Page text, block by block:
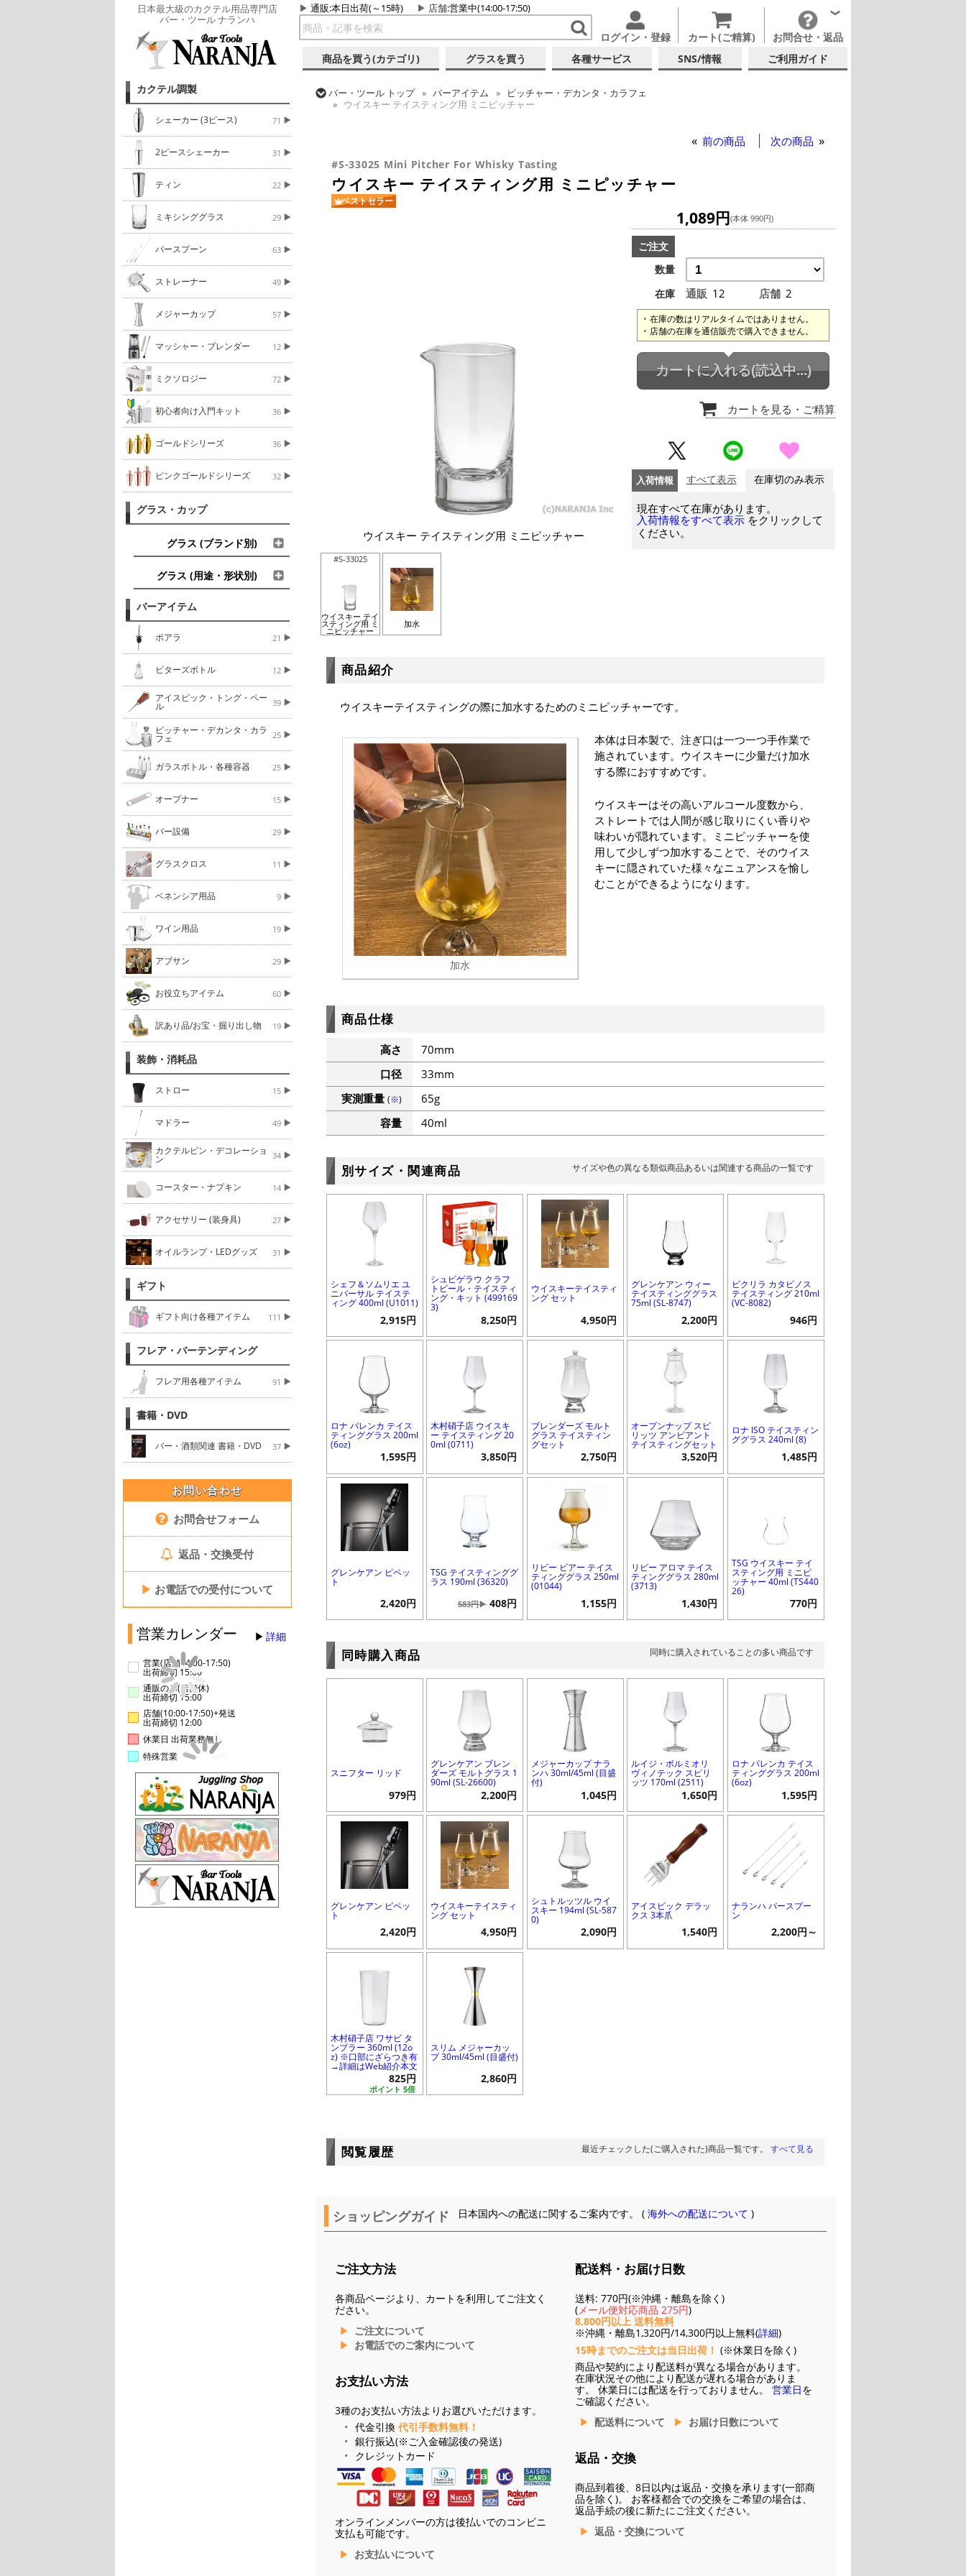
日本最大級のカクテル用品専門店
バー・ツール ナランハ
通販:本日出荷(～15時) 店舗:営業中(14:00-17:50)
ログイン・登録 カート(ご精算) お問合せ・返品
商品を買う(カテゴリ) グラスを買う 各種サービス SNS/情報 ご利用ガイド
カクテル調製
シェーカー (3ピース) 71
2ピースシェーカー 31
ティン 22
ミキシンググラス 29
バースプーン 63
ストレーナー 49
メジャーカップ 57
マッシャー・ブレンダー 12
ミクソロジー 72
初心者向け入門キット 36
ゴールドシリーズ 36
ピンクゴールドシリーズ 32
グラス・カップ
グラス (ブランド別)
グラス (用途・形状別)
バーアイテム
ポアラ 21
ビターズボトル 12
アイスピック・トング・ペー
ル 39
ピッチャー・デカンタ・カラ
フェ 25
ガラスボトル・各種容器 25
オープナー 15
バー設備 29
グラスクロス 11
ベネンシア用品 9
ワイン用品 19
アブサン 29
お役立ちアイテム 60
訳あり品/お宝・掘り出し物 19
装飾・消耗品
ストロー 15
マドラー 49
カクテルピン・デコレーショ
ン 34
コースター・ナプキン 14
アクセサリー (装身具) 27
オイルランプ・LEDグッズ 31
ギフト
ギフト向け各種アイテム 111
フレア・バーテンディング
フレア用各種アイテム 91
書籍・DVD
バー・酒類関連 書籍・DVD 37
お問い合わせ
お問合せフォーム
返品・交換受付
▶ お電話での受付について
営業カレンダー 詳細
営業(店舗14:00-17:50)
出荷締切 15:00
通販のみ(店舗休)
出荷締切 15:00
店舗(10:00-17:50)+発送
出荷締切 12:00
休業日 出荷業務無し
特殊営業
バー・ツール トップ バーアイテム
ピッチャー・デカンタ・カラフェ
ウイスキー テイスティング用 ミニピッチャー
前の商品 次の商品
#S-33025 Mini Pitcher For Whisky Tasting
ウイスキー テイスティング用 ミニピッチャー
ベストセラー
ウイスキー テイスティング用 ミニピッチャー
#S-33025
ウイスキー テイ
スティング用 ミ
ニピッチャー
加水
1,089円(本体 990円)
ご注文
数量
在庫
通販 12 店舗 2
在庫の数はリアルタイムではありません。
店舗の在庫を通信販売で購入できません。
カートに入れる(読込中...)
カートを見る ・ご精算
入荷情報 すべて表示 在庫切のみ表示
現在すべて在庫があります。
入荷情報をすべて表示 をクリックして
ください。
商品紹介
ウイスキーテイスティングの際に加水するためのミニピッチャーです。
加水
本体は日本製で、注ぎ口は一つ一つ手作業で
施されています。ウイスキーに少量だけ加水
する際におすすめです。
ウイスキーはその高いアルコール度数から、
ストレートでは人間が感じ取りにくい香りや
味わいが隠れています。ミニピッチャーを使
用して少しずつ加水することで、そのウイス
キーに隠されていた様々なニュアンスを愉し
むことができるようになります。
商品仕様
高さ
70mm
口径
33mm
実測重量 (※)
65g
容量
40ml
別サイズ・関連商品 サイズや色の異なる類似商品あるいは関連する商品の一覧です
シェフ＆ソムリエ ユ
ニバーサル テイステ
ィング 400ml (U1011)
2,915円
シュピゲラウ クラフ
トビール・テイスティ
ング・キット (499169
3)
8,250円
ウイスキーテイスティ
ング セット
4,950円
グレンケアン ウィー
テイスティンググラス
75ml (SL-8747)
2,200円
ビクリラ カタビノス
テイスティング 210ml
(VC-8082)
946円
ロナ パレンカ テイス
ティンググラス 200ml
(6oz)
1,595円
木村硝子店 ウイスキ
ー テイスティング 20
0ml (0711)
3,850円
ブレンダーズ モルト
グラス テイスティン
グセット
2,750円
オープンナップ スピ
リッツ アンビアント
テイスティングセット
3,520円
ロナ ISO テイスティン
ググラス 240ml (8)
1,485円
グレンケアン ピペッ
ト
2,420円
TSG テイスティンググ
ラス 190ml (36320)
583円▶ 408円
リビー ビアー テイス
ティンググラス 250ml
(01044)
1,155円
リビー アロマ テイス
ティンググラス 280ml
(3713)
1,430円
TSG ウイスキー テイ
スティング用 ミニピ
ッチャー 40ml (TS440
26)
770円
同時購入商品 同時に購入されていることの多い商品です
スニフター リッド
979円
グレンケアン ブレン
ダーズ モルトグラス 1
90ml (SL-26600)
2,200円
メジャーカップ ナラ
ンハ 30ml/45ml (目盛
付)
1,045円
ルイジ・ボルミオリ
ヴィノテック スピリ
ッツ 170ml (2511)
1,650円
ロナ パレンカ テイス
ティンググラス 200ml
(6oz)
1,595円
グレンケアン ピペッ
ト
2,420円
ウイスキーテイスティ
ング セット
4,950円
シュトルッツル ウイ
スキー 194ml (SL-587
0)
2,090円
アイスピック デラッ
クス 3本爪
1,540円
ナランハ バースプー
ン
2,200円～
木村硝子店 ワサビ タ
ンブラー 360ml (12o
z) ※口部にざらつき有
→詳細はWeb紹介本文
ポイント 5倍
825円
スリム メジャーカッ
プ 30ml/45ml (目盛付)
2,860円
閲覧履歴 最近チェックした(ご購入された)商品一覧です。 すべて見る
ショッピングガイド 日本国内への配送に関するご案内です。 (海外への配送について )
ご注文方法
各商品ページより、カートを利用してご注文く
ださい。
ご注文について
お電話でのご案内について
お支払い方法
3種のお支払い方法よりお選びいただけます。
代金引換 代引手数料無料！
銀行振込(※ご入金確認後の発送)
クレジットカード
オンラインメンバーの方は後払いでのコンビニ
支払も可能です。
お支払いについて
配送料・お届け日数
送料: 770円(※沖縄・離島を除く)
(メール便対応商品 275円)
8,800円以上 送料無料
※沖縄・離島1,320円/14,300円以上無料(詳細)
15時までのご注文は当日出荷！ (※休業日を除く)
商品や契約により配送料が異なる場合があります。
在庫状況その他により配送が遅れる場合がありま
す。 休業日には配送を行っておりません。 営業日を
ご確認ください。
配送料について
お届け日数について
返品・交換
商品到着後、8日以内は返品・交換を承ります(一部商
品を除く)。 お客様都合での交換をご希望の場合は、
返品手続の後に新たにご注文ください。
返品・交換について